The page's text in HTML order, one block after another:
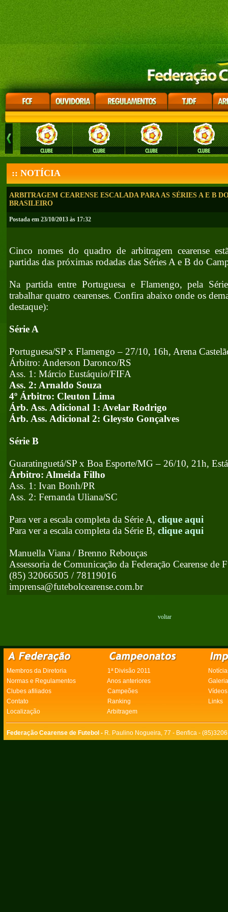
:: NOTÍCIA
ARBITRAGEM CEARENSE ESCALADA PARA AS SÉRIES A E B
BRASILEIRO
Postada em 23/10/2013 às 17:32
Cinco nomes do quadro de arbitragem cearense
partidas das próximas rodadas das Séries A e B do
Na partida entre Portuguesa e Flamengo, pela
trabalhar quatro cearenses. Confira abaixo onde os
destaque):
Série A
Portuguesa/SP x Flamengo – 27/10, 16h, Arena
Árbitro: Anderson Daronco/RS
Ass. 1: Márcio Eustáquio/FIFA
Ass. 2: Arnaldo Souza
4º Árbitro: Cleuton Lima
Árb. Ass. Adicional 1: Avelar Rodrigo
Árb. Ass. Adicional 2: Gleysto Gonçalves
Série B
Guaratinguetá/SP x Boa Esporte/MG – 26/10, 21h,
Árbitro: Almeida Filho
Ass. 1: Ivan Bonh/PR
Ass. 2: Fernanda Uliana/SC
Para ver a escala completa da Série A, clique aqui
Para ver a escala completa da Série B, clique aqui
Manuella Viana / Brenno Rebouças
Assessoria de Comunicação da Federação Cearense de
(85) 32066505 / 78119016
imprensa@futebolcearense.com.br
voltar
Membros da Diretoria 1ª Divisão 2011
Normas e Regulamentos
Anos anteriores
Clubes afiliados
Campeões
Vídeos
Contato
Ranking
Links
Localização
Arbitragem
Federação Cearense de Futebol - R. Paulino Nogueira, 77 - Benfica -